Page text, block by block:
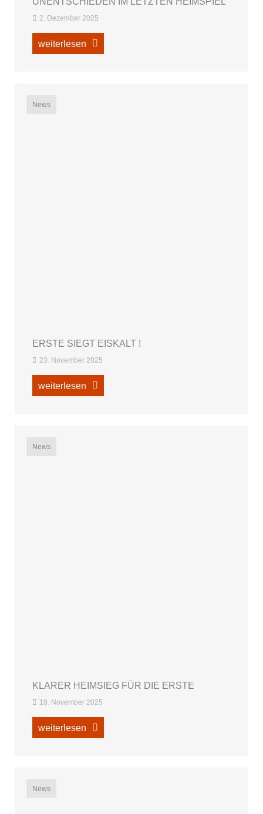
2. Dezember 2025
weiterlesen
News
ERSTE SIEGT EISKALT !
23. November 2025
weiterlesen
News
KLARER HEIMSIEG FÜR DIE ERSTE
18. November 2025
weiterlesen
News